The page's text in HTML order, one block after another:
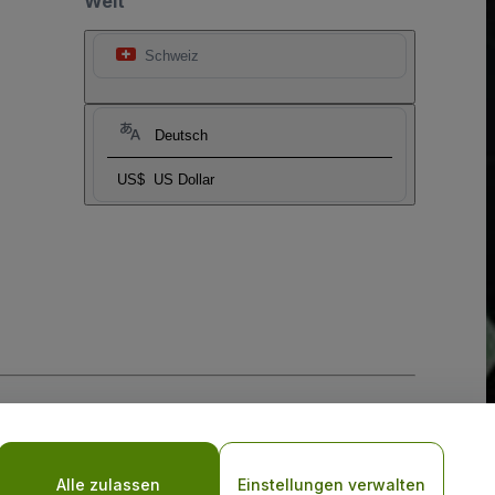
Schweiz
Deutsch
US$ US Dollar
RichtlinieundDatenschutzrichtlinie für Mobilanwendungen
Alle zulassen Einstellungen verwalten